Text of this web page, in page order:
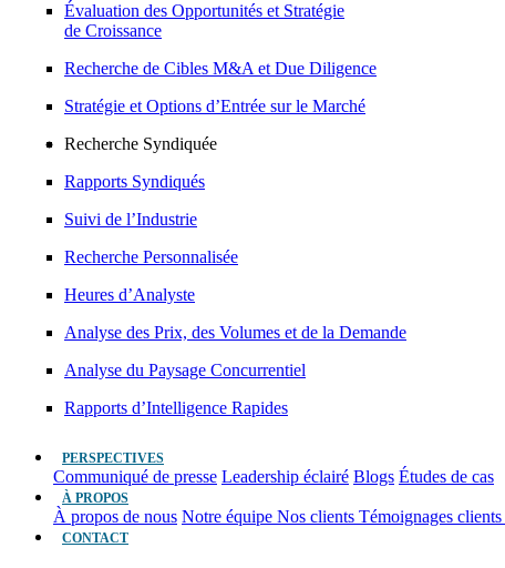
Évaluation des Opportunités et Stratégie
de Croissance
Recherche de Cibles M&A et Due Diligence
Stratégie et Options d’Entrée sur le Marché
Recherche Syndiquée
Rapports Syndiqués
Suivi de l’Industrie
Recherche Personnalisée
Heures d’Analyste
Analyse des Prix, des Volumes et de la Demande
Analyse du Paysage Concurrentiel
Rapports d’Intelligence Rapides
PERSPECTIVES
Communiqué de presse Leadership éclairé Blogs Études de cas
À PROPOS
À propos de nous Notre équipe Nos clients Témoignages clients
CONTACT